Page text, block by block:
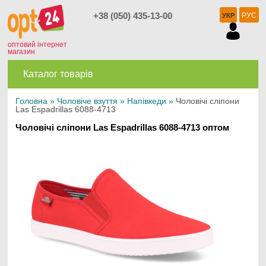
оптовий інтернет
магазин
+38 (050) 435-13-00 УКР РУС
Каталог товарів
Головна » Чоловіче взуття » Напівкеди » Чоловічі сліпони
Las Espadrillas 6088-4713
Чоловічі сліпони Las Espadrillas 6088-4713 оптом